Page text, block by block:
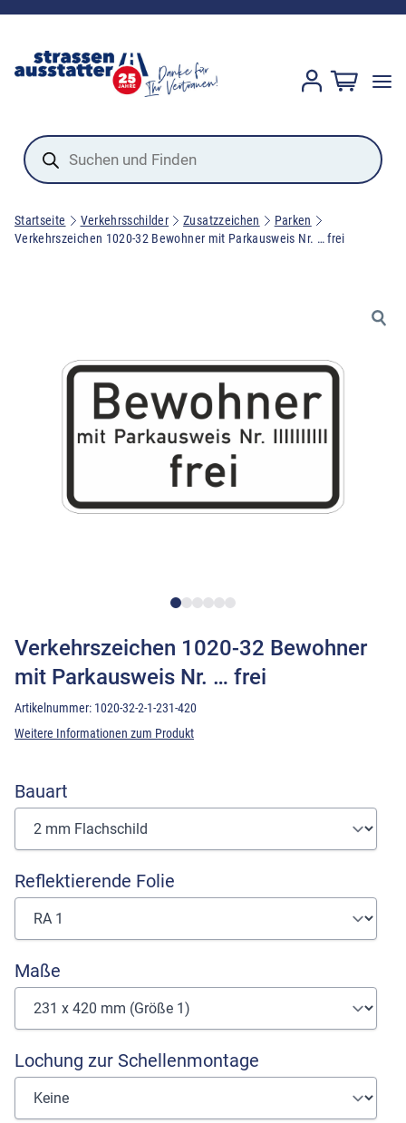
Products
search
Startseite Verkehrsschilder Zusatzzeichen
Parken
Verkehrszeichen 1020-32 Bewohner mit Parkausweis Nr. … frei
Verkehrszeichen 1020-32 Bewohner
mit Parkausweis Nr. … frei
Artikelnummer: 1020-32-2-1-231-420
Weitere Informationen zum Produkt
Bauart
Reflektierende Folie
Maße
Lochung zur Schellenmontage